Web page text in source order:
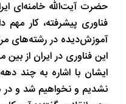
فناوری پیشرفته، ‌کار مهم
آموزش‌دیده در رشته‌های
این فناوری در ایران از بین
ایشان با اشاره به چند
نشدیم و نخواهیم شد و